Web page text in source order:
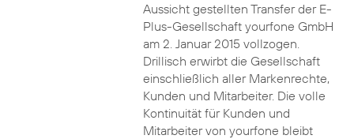
Aussicht gestellten Transfer der E-
Plus-Gesellschaft yourfone GmbH
am 2. Januar 2015 vollzogen.
Drillisch erwirbt die Gesellschaft
einschließlich aller Markenrechte,
Kunden und Mitarbeiter. Die volle
Kontinuität für Kunden und
Mitarbeiter von yourfone bleibt